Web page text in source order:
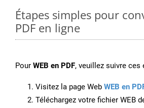
Étapes simples pour
PDF en ligne
Pour WEB en PDF, veuillez suivre ces
Visitez la page Web WEB en
Téléchargez votre fichier WEB